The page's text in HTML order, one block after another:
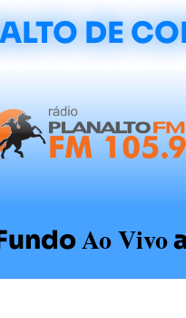
DE
Ao Vivo